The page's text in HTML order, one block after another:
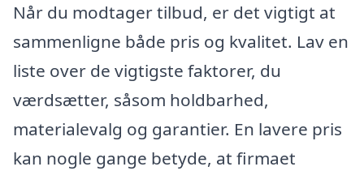
Når du modtager tilbud, er det vigtigt at
sammenligne både pris og kvalitet. Lav en
liste over de vigtigste faktorer, du
værdsætter, såsom holdbarhed,
materialevalg og garantier. En lavere pris
kan nogle gange betyde, at firmaet